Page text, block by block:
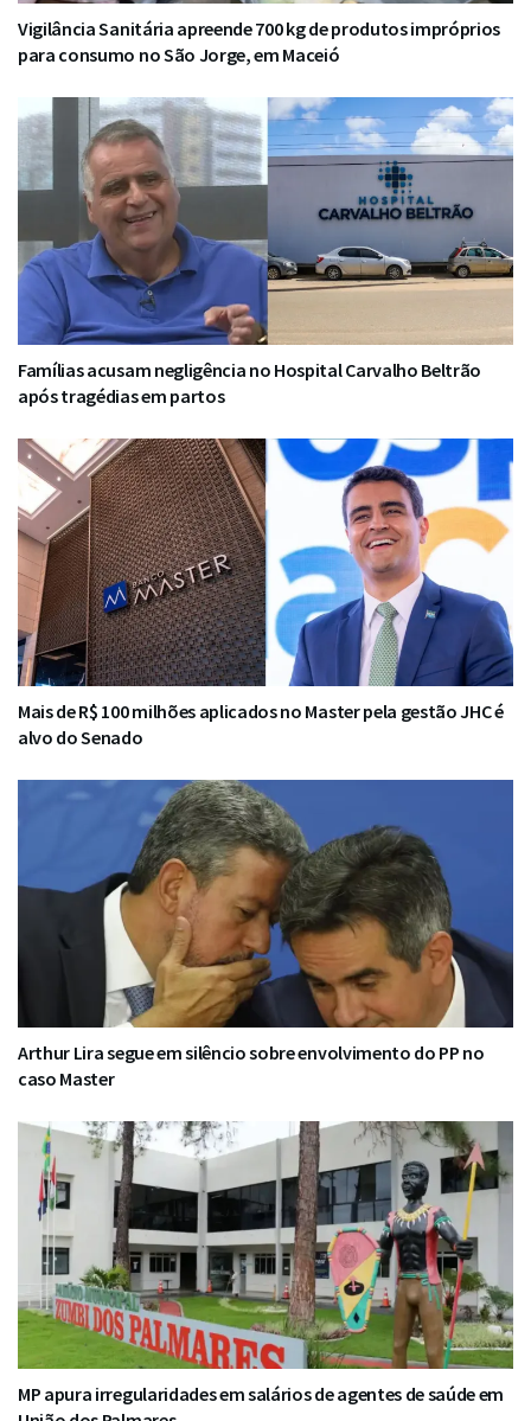
Vigilância Sanitária apreende 700 kg de produtos impróprios
para consumo no São Jorge, em Maceió
Famílias acusam negligência no Hospital Carvalho Beltrão
após tragédias em partos
Mais de R$ 100 milhões aplicados no Master pela gestão JHC é
alvo do Senado
Arthur Lira segue em silêncio sobre envolvimento do PP no
caso Master
MP apura irregularidades em salários de agentes de saúde em